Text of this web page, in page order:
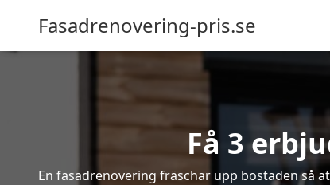
Fasadrenovering-pris.se
Få 3
En fasadrenovering fräschar upp bostaden så